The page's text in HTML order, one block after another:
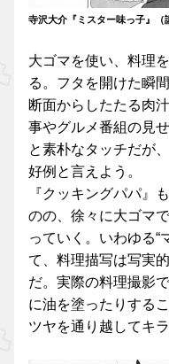
寺沢大介『ミスター味っ子』（
大ゴマを使い、料理
る。フタを開けた瞬
断面からしたたる肉
事やグルメ番組の見
と素朴なタッチだが
好例と言えよう。
『クッキングパパ』
のの、徐々に大ゴマ
っていく。いわゆる“
て、料理描写は写実
だ。実際の料理撮影
に油を塗ったりする
ツヤを通り越してキ